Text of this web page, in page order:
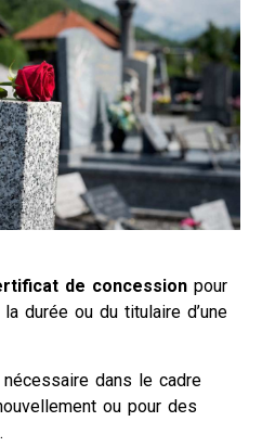
de concession pour
durée ou du titulaire d’une
dans le cadre
ou pour des